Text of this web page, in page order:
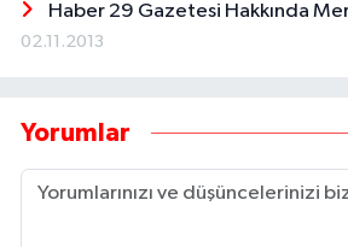
Haber 29 Gazetesi Hakkında
02.11.2013
Yorumlar